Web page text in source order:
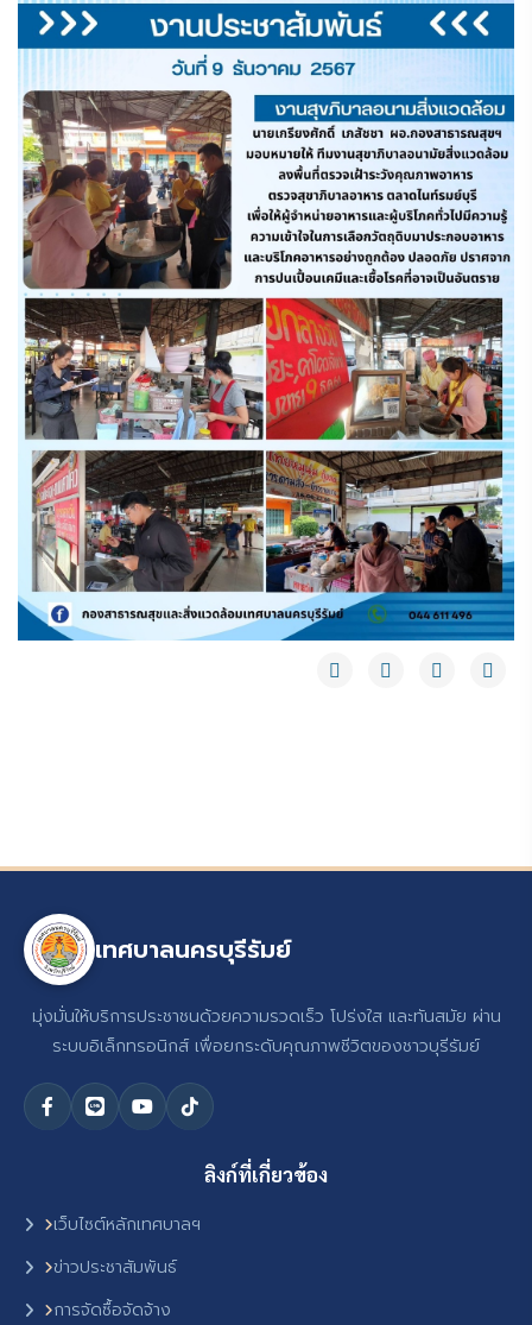
เทศบาลนครบุรีรัมย์
มุ่งมั่นให้บริการประชาชนด้วยความรวดเร็ว โปร่งใส และทันสมัย ผ่าน
ระบบอิเล็กทรอนิกส์ เพื่อยกระดับคุณภาพชีวิตของชาวบุรีรัมย์
ลิงก์ที่เกี่ยวข้อง
เว็บไซต์หลักเทศบาลฯ
ข่าวประชาสัมพันธ์
การจัดซื้อจัดจ้าง